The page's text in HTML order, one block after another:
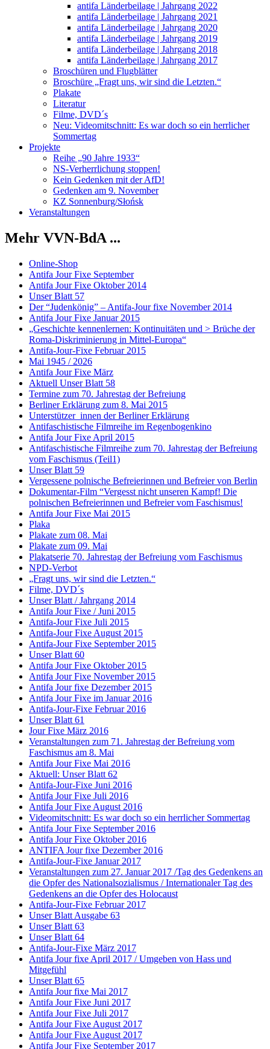
antifa Länderbeilage | Jahrgang 2022
antifa Länderbeilage | Jahrgang 2021
antifa Länderbeilage | Jahrgang 2020
antifa Länderbeilage | Jahrgang 2019
antifa Länderbeilage | Jahrgang 2018
antifa Länderbeilage | Jahrgang 2017
Broschüren und Flugblätter
Broschüre „Fragt uns, wir sind die Letzten.“
Plakate
Literatur
Filme, DVD´s
Neu: Videomitschnitt: Es war doch so ein herrlicher
Sommertag
Projekte
Reihe „90 Jahre 1933“
NS-Verherrlichung stoppen!
Kein Gedenken mit der AfD!
Gedenken am 9. November
KZ Sonnenburg/Słońsk
Veranstaltungen
Mehr VVN-BdA ...
Online-Shop
Antifa Jour Fixe September
Antifa Jour Fixe Oktober 2014
Unser Blatt 57
Der “Judenkönig” – Antifa-Jour fixe November 2014
Antifa Jour Fixe Januar 2015
„Geschichte kennenlernen: Kontinuitäten und > Brüche der
Roma-Diskriminierung in Mittel-Europa“
Antifa-Jour-Fixe Februar 2015
Mai 1945 / 2026
Antifa Jour Fixe März
Aktuell Unser Blatt 58
Termine zum 70. Jahrestag der Befreiung
Berliner Erklärung zum 8. Mai 2015
Unterstützer_innen der Berliner Erklärung
Antifaschistische Filmreihe im Regenbogenkino
Antifa Jour Fixe April 2015
Antifaschistische Filmreihe zum 70. Jahrestag der Befreiung
vom Faschismus (Teil1)
Unser Blatt 59
Vergessene polnische Befreierinnen und Befreier von Berlin
Dokumentar-Film “Vergesst nicht unseren Kampf! Die
polnischen Befreierinnen und Befreier vom Faschismus!
Antifa Jour Fixe Mai 2015
Plaka
Plakate zum 08. Mai
Plakate zum 09. Mai
Plakatserie 70. Jahrestag der Befreiung vom Faschismus
NPD-Verbot
„Fragt uns, wir sind die Letzten.“
Filme, DVD´s
Unser Blatt / Jahrgang 2014
Antifa Jour Fixe / Juni 2015
Antifa-Jour Fixe Juli 2015
Antifa-Jour Fixe August 2015
Antifa-Jour Fixe September 2015
Unser Blatt 60
Antifa Jour Fixe Oktober 2015
Antifa Jour Fixe November 2015
Antifa Jour fixe Dezember 2015
Antifa Jour Fixe im Januar 2016
Antifa-Jour-Fixe Februar 2016
Unser Blatt 61
Jour Fixe März 2016
Veranstaltungen zum 71. Jahrestag der Befreiung vom
Faschismus am 8. Mai
Antifa Jour Fixe Mai 2016
Aktuell: Unser Blatt 62
Antifa-Jour-Fixe Juni 2016
Antifa Jour Fixe Juli 2016
Antifa Jour Fixe August 2016
Videomitschnitt: Es war doch so ein herrlicher Sommertag
Antifa Jour Fixe September 2016
Antifa Jour Fixe Oktober 2016
ANTIFA Jour fixe Dezember 2016
Antifa-Jour-Fixe Januar 2017
Veranstaltungen zum 27. Januar 2017 /Tag des Gedenkens an
die Opfer des Nationalsozialismus / Internationaler Tag des
Gedenkens an die Opfer des Holocaust
Antifa-Jour-Fixe Februar 2017
Unser Blatt Ausgabe 63
Unser Blatt 63
Unser Blatt 64
Antifa-Jour-Fixe März 2017
Antifa Jour fixe April 2017 / Umgeben von Hass und
Mitgefühl
Unser Blatt 65
Antifa Jour fixe Mai 2017
Antifa Jour Fixe Juni 2017
Antifa Jour Fixe Juli 2017
Antifa Jour Fixe August 2017
Antifa Jour Fixe August 2017
Antifa Jour Fixe September 2017